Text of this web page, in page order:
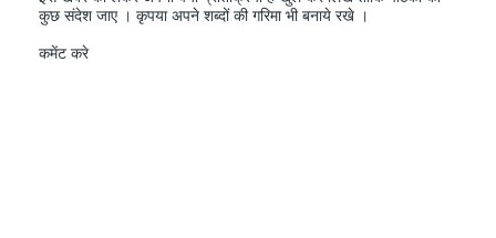
कुछ संदेश जाए । कृपया अपने शब्दों की गरिमा भी बनाये रखे ।
कमेंट करे